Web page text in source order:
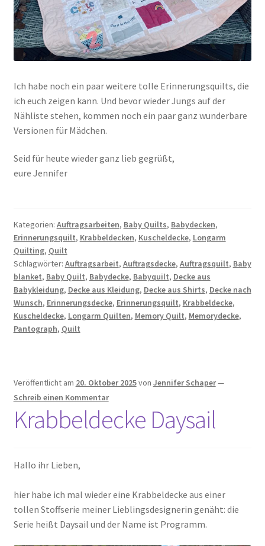
Ich habe noch ein paar weitere tolle Erinnerungsquilts, die
ich euch zeigen kann. Und bevor wieder Jungs auf der
Nähliste stehen, kommen noch ein paar ganz wunderbare
Versionen für Mädchen.
Seid für heute wieder ganz lieb gegrüßt,
eure Jennifer
Kategorien: Auftragsarbeiten, Baby Quilts, Babydecken,
Erinnerungsquilt, Krabbeldecken, Kuscheldecke, Longarm
Quilting, Quilt
Schlagwörter: Auftragsarbeit, Auftragsdecke, Auftragsquilt, Baby
blanket, Baby Quilt, Babydecke, Babyquilt, Decke aus
Babykleidung, Decke aus Kleidung, Decke aus Shirts, Decke nach
Wunsch, Erinnerungsdecke, Erinnerungsquilt, Krabbeldecke,
Kuscheldecke, Longarm Quilten, Memory Quilt, Memorydecke,
Pantograph, Quilt
Veröffentlicht am 20. Oktober 2025von Jennifer Schaper—
Schreib einen Kommentar
Krabbeldecke Daysail
Hallo ihr Lieben,
hier habe ich mal wieder eine Krabbeldecke aus einer
tollen Stoffserie meiner Lieblingsdesignerin genäht: die
Serie heißt Daysail und der Name ist Programm.